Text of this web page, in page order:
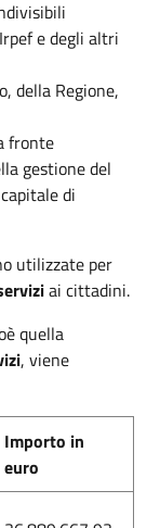
e degli altri
della Regione,
fronte
gestione del
di
utilizzate per
ai cittadini.
quella
, viene
Importo in
euro